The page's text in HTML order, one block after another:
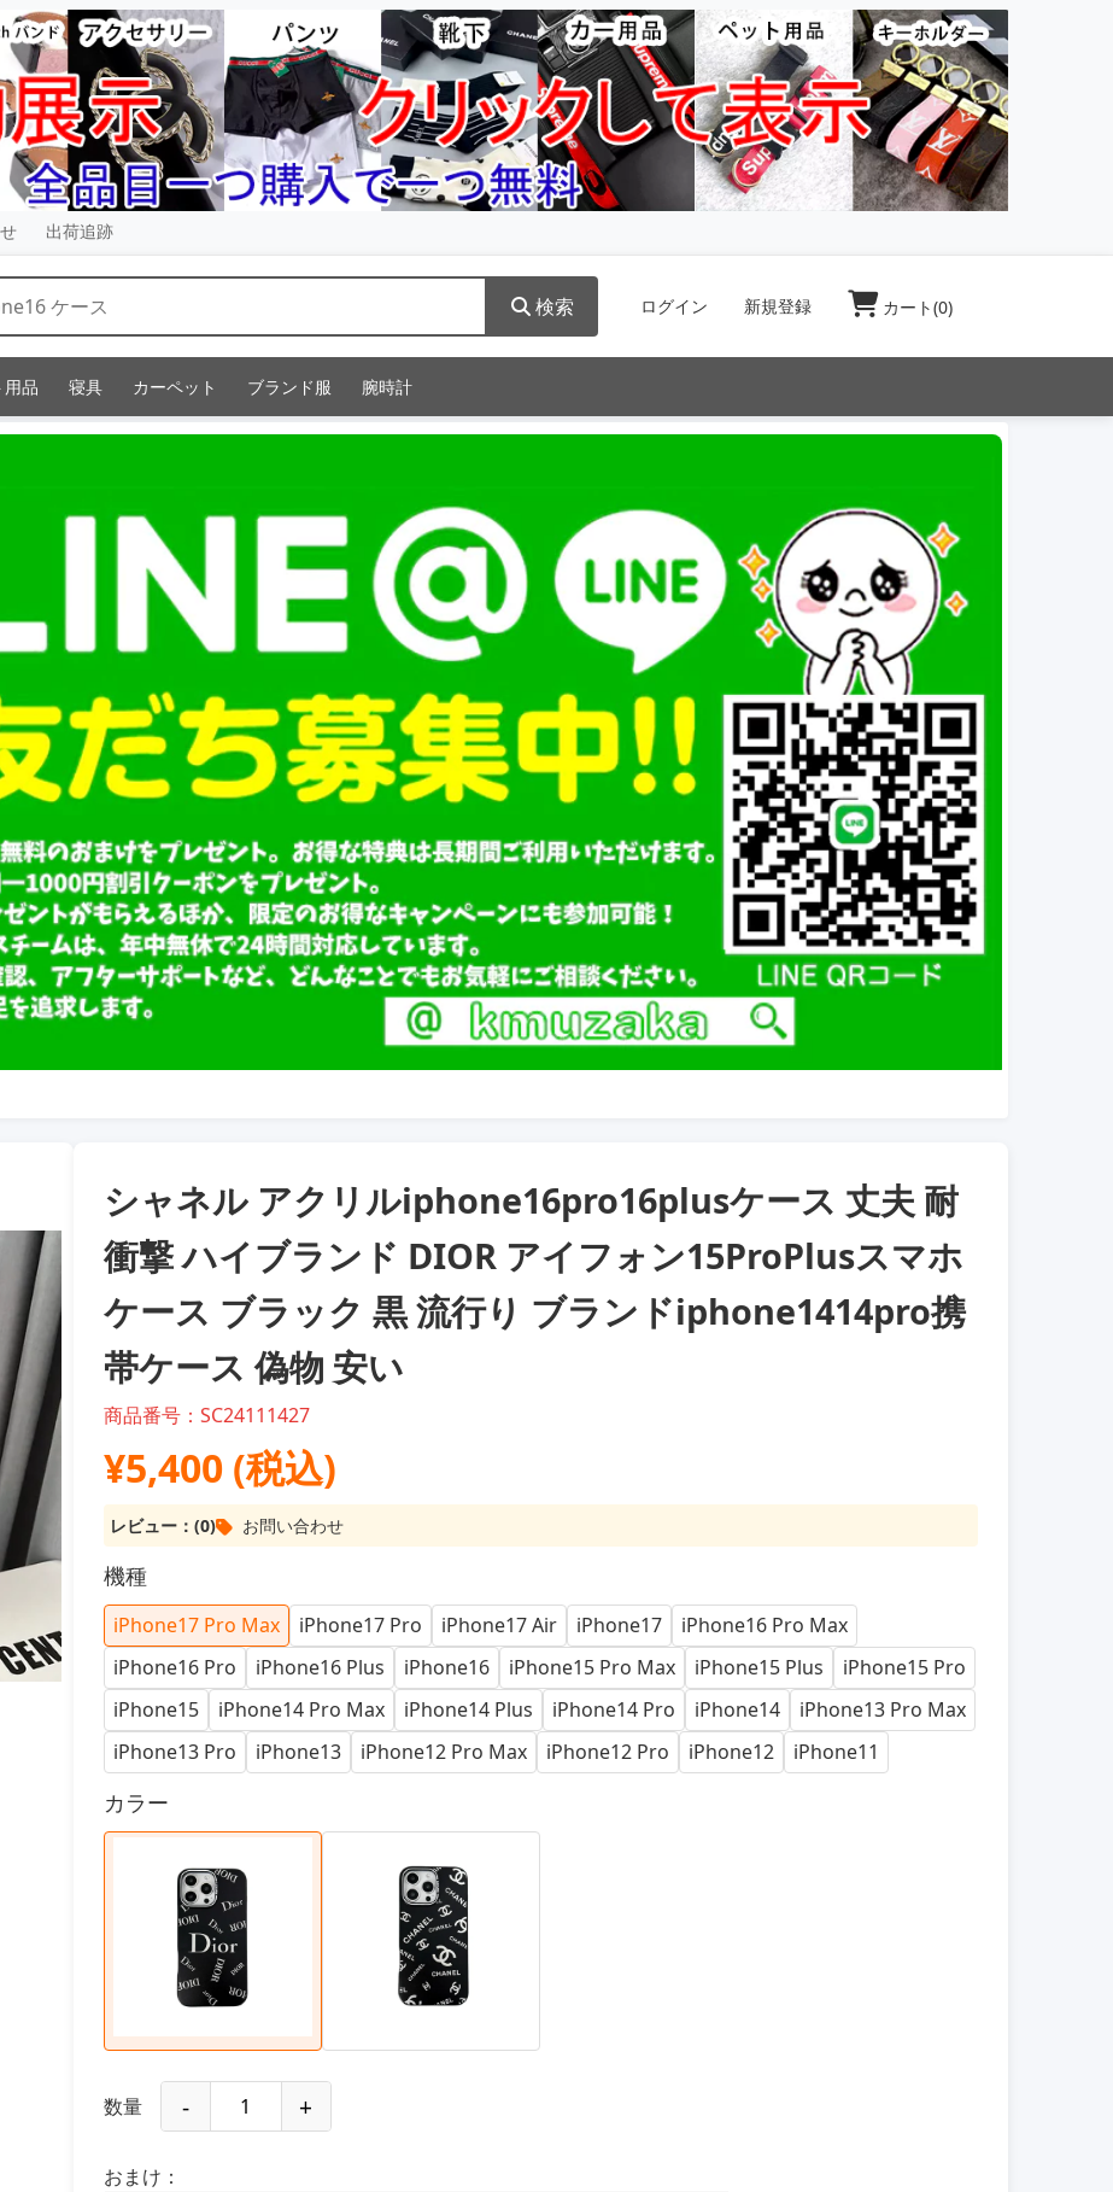
出荷追跡
検索 ログイン 新規登録 カート(0)
品 寝具 カーペット ブランド服 腕時計
シャネル アクリルiphone16pro16plusケース 丈夫 耐
衝撃 ハイブランド DIOR アイフォン15ProPlusスマホ
ケース ブラック 黒 流行り ブランドiphone1414pro携
帯ケース 偽物 安い
商品番号：SC24111427
¥5,400 (税込)
レビュー：(0) お問い合わせ
機種
iPhone17 Pro Max iPhone17 Pro iPhone17 Air iPhone17
iPhone16 Pro Max
iPhone16 Pro
iPhone16 Plus iPhone16 iPhone15 Pro Max iPhone15 Plus
iPhone15 Pro
iPhone15
iPhone14 Pro Max iPhone14 Plus iPhone14 Pro iPhone14
iPhone13 Pro Max
iPhone13 Pro
iPhone13 iPhone12 Pro Max iPhone12 Pro iPhone12 iPhone11
カラー
数量 - +
おまけ：